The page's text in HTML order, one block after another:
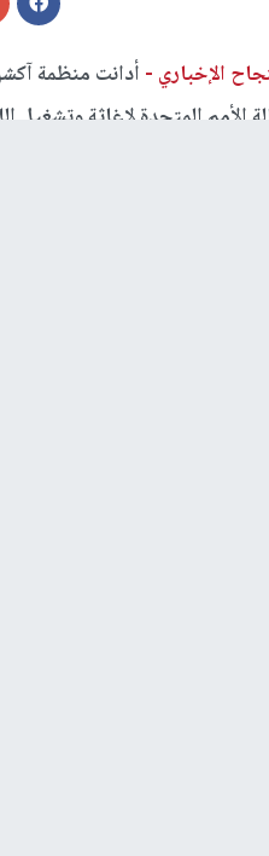
الإخباري - أدانت منظمة
الأمم المتحدة لإغاثة وتشغيل